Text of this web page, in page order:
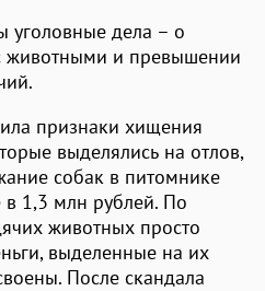
уголовные дела – о
животными и превышении
признаки хищения
выделялись на отлов,
собак в питомнике
1,3 млн рублей. По
животных просто
выделенные на их
После скандала